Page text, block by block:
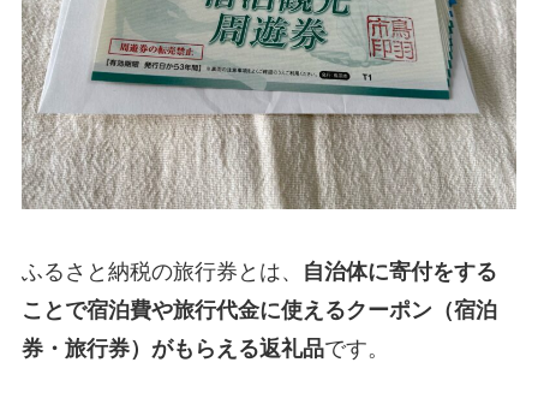
ふるさと納税の旅行券とは、
自治体に寄付をする
ことで宿泊費や旅行代金に使えるクーポン（宿泊
券・旅行券）がもらえる返礼品です。